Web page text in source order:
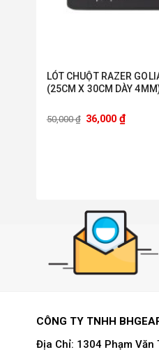
LÓT CHUỘT RAZER
(25CM X 30CM DÀY
50,000₫ 36,000 ₫
CÔNG TY TNHH
Địa Chỉ: 1304 Phạm Văn